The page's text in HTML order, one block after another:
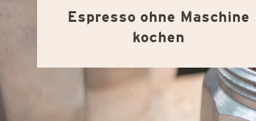
Espresso ohne Maschine
kochen